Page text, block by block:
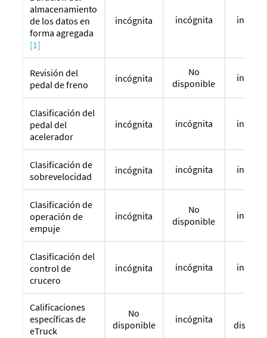
almacenamiento
de los datos en
forma agregada
[1]
incógnita incógnita
Revisión del
pedal de freno
incógnita
No
disponible
Clasificación del
pedal del
acelerador
incógnita incógnita
Clasificación de
sobrevelocidad
incógnita incógnita
Clasificación de
operación de
empuje
incógnita
No
disponible
Clasificación del
control de
crucero
incógnita incógnita
Calificaciones
específicas de
eTruck
No
disponible
incógnita